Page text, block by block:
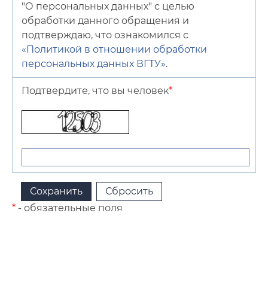
"О персональных данных" с целью
обработки данного обращения и
подтверждаю, что ознакомился с
«Политикой в отношении обработки
персональных данных ВГТУ».
Подтвердите, что вы человек*
* - обязательные поля